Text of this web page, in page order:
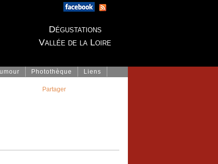
Dégustations
Vallée de la Loire
Photothèque Liens
Partager